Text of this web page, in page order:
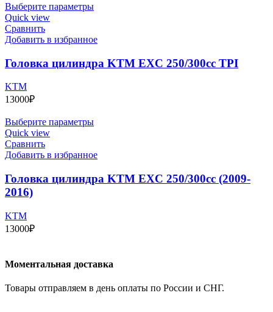
Выберите параметры
Quick view
Сравнить
Добавить в избранное
Головка цилиндра KTM EXC 250/300cc TPI
KTM
13000₽
Выберите параметры
Quick view
Сравнить
Добавить в избранное
Головка цилиндра KTM EXC 250/300cc (2009-
2016)
KTM
13000₽
Моментальная доставка
Товары отправляем в день оплаты по России и СНГ.